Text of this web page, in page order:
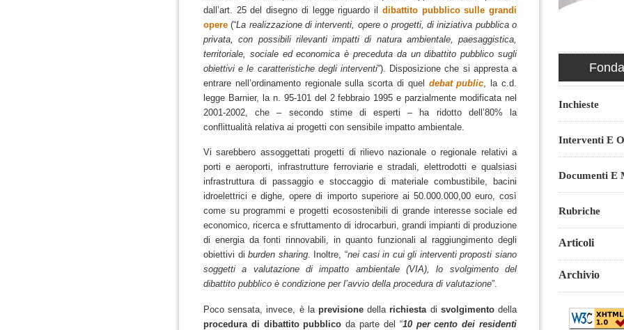
dall’art. 25 del disegno di legge riguardo il dibattito pubblico sulle grandi
opere (“La realizzazione di interventi, opere o progetti, di iniziativa pubblica o
privata, con possibili rilevanti impatti di natura ambientale, paesaggistica,
territoriale, sociale ed economica è preceduta da un dibattito pubblico sugli
obiettivi e le caratteristiche degli interventi”). Disposizione che si appresta a
entrare nell’ordinamento regionale sulla scorta di quel debat public , la c.d.
legge Barnier, la n. 95-101 del 2 febbraio 1995 e parzialmente modificata nel
2001-2002, che – secondo stime di esperti – ha ridotto dell’80% la
conflittualità relativa ai progetti con sensibile impatto ambientale.
Vi sarebbero assoggettati progetti di rilievo nazionale o regionale relativi a
porti e aeroporti, infrastrutture ferroviarie e stradali, elettrodotti e qualsiasi
infrastruttura di passaggio e stoccaggio di materiale combustibile, bacini
idroelettrici e dighe, opere di importo superiore ai 50.000.000,00 euro, così
come su programmi e progetti ecosostenibili di grande interesse sociale ed
economico, ricerca e sfruttamento di idrocarburi, grandi impianti di produzione
di energia da fonti rinnovabili, in quanto funzionali al raggiungimento degli
obiettivi diburden sharing. Inoltre, “nei casi in cui gli interventi proposti siano
soggetti a valutazione di impatto ambientale (VIA), lo svolgimento del
dibattito pubblico è condizione per l’avvio della procedura di valutazione”.
Poco sensata, invece, è la previsione dellarichiesta di svolgimentodella
procedura di dibattito pubblico da parte del “10 per cento dei residenti
Inchieste
Interventi E
Documenti E
Rubriche
Articoli
Archivio